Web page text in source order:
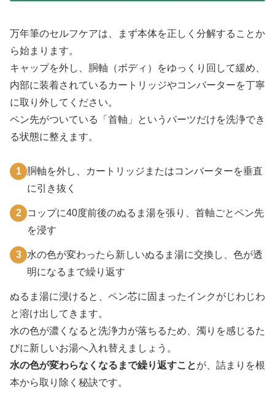
万年筆のセルフケアは、まず本体を正しく分解することか
ら始まります。
キャップを外し、胴軸（ボディ）をゆっくり回して緩め、
内部に装着されているカートリッジやコンバーターを丁寧
に取り外してください。
ペン先がついている「首軸」というパーツだけを洗浄でき
る状態に整えます。
1
胴軸を外し、カートリッジまたはコンバーターを垂直
に引き抜く
2
コップに40度前後のぬるま湯を張り、首軸ごとペン先
を浸す
3 水の色が変わったら新しいぬるま湯に交換し、色が透
明になるまで繰り返す
ぬるま湯に浸けると、ペン芯に固まったインクがじわじわ
と溶け出してきます。
水の色が濃くなると洗浄力が落ちるため、濁りを感じるた
びに新しいお湯へ入れ替えましょう。
水の色が変わらなくなるまで繰り返すことが、詰まりを根
本から取り除く秘訣です。